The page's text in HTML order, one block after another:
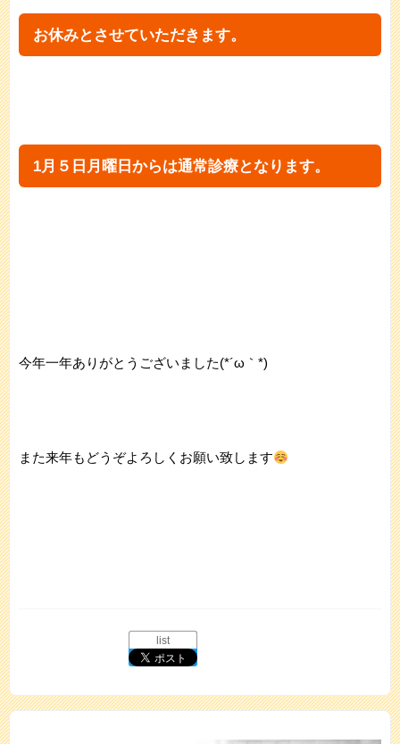
お休みとさせていただきます。
1月５日月曜日からは通常診療となります。
今年一年ありがとうございました(*´ω｀*)
また来年もどうぞよろしくお願い致します
list